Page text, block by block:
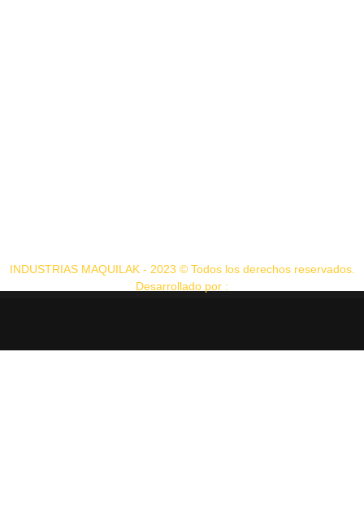
INDUSTRIAS MAQUILAK - 2023 © Todos los derechos reservados.
Desarrollado por :